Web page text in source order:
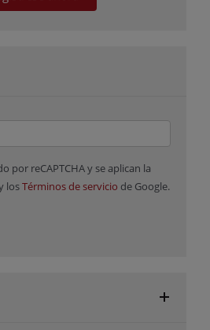
por reCAPTCHA y se aplican la
losTérminos de servicio de Google.